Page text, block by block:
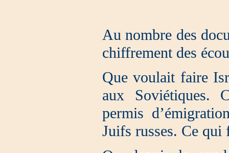
Au nombre des
chiffrement des
Que voulait faire
aux Soviétiques.
permis
Juifs russes. Ce qui